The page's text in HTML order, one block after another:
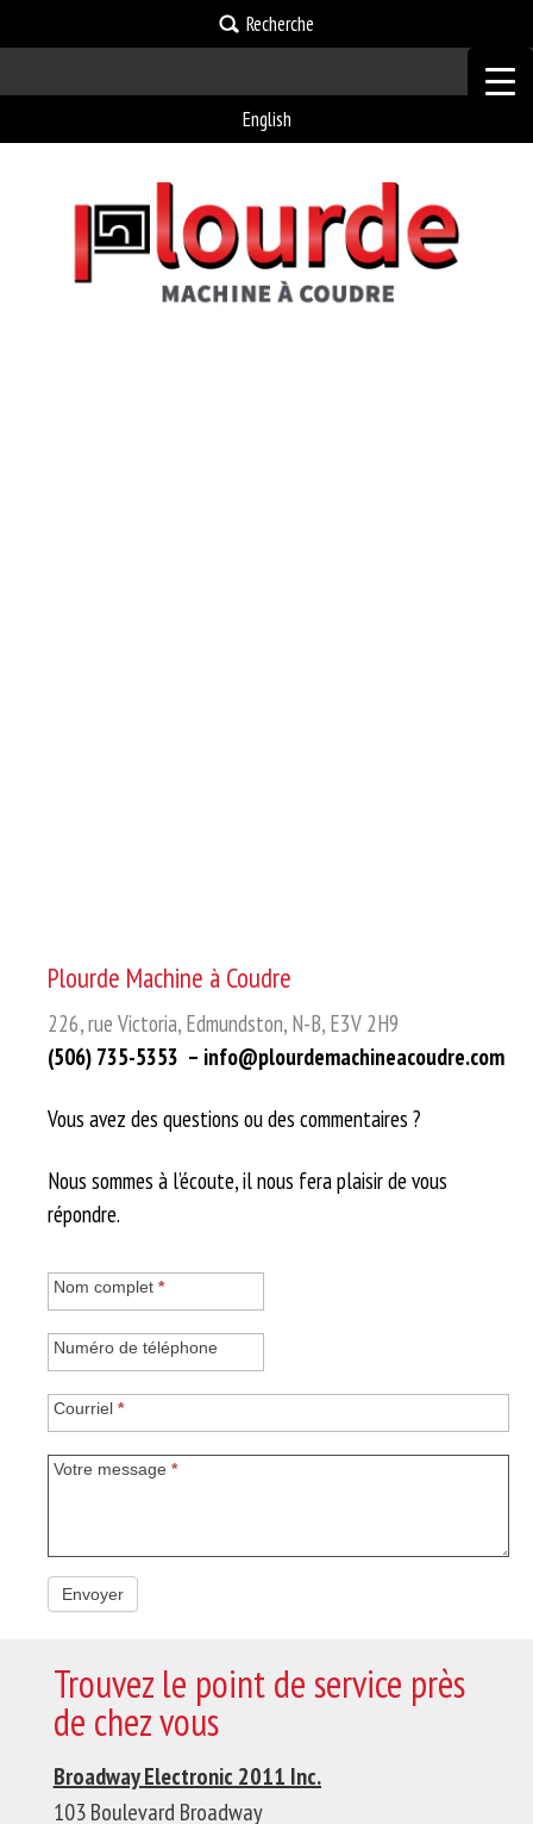
Recherche
English
Plourde Machine à Coudre
226, rue Victoria, Edmundston, N-B, E3V 2H9
(506) 735-5353 – info@plourdemachineacoudre.com
Vous avez des questions ou des commentaires ?
Nous sommes à l’écoute, il nous fera plaisir de vous
répondre.
Contactez-
Nom complet *
Numéro de téléphone
Courriel *
Votre message *
Envoyer
Trouvez le point de service près
de chez vous
BroadwayElectronic 2011 Inc.
103 Boulevard Broadway